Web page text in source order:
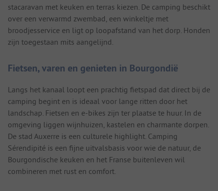
stacaravan met keuken en terras kiezen. De camping beschikt
over een verwarmd zwembad, een winkeltje met
broodjesservice en ligt op loopafstand van het dorp. Honden
zijn toegestaan mits aangelijnd.
Fietsen, varen en genieten in Bourgondië
Langs het kanaal loopt een prachtig fietspad dat direct bij de
camping begint en is ideaal voor lange ritten door het
landschap. Fietsen en e-bikes zijn ter plaatse te huur. In de
omgeving liggen wijnhuizen, kastelen en charmante dorpen.
De stad Auxerre is een culturele highlight. Camping
Sérendipité is een fijne uitvalsbasis voor wie de natuur, de
Bourgondische keuken en het Franse buitenleven wil
combineren met rust en comfort.